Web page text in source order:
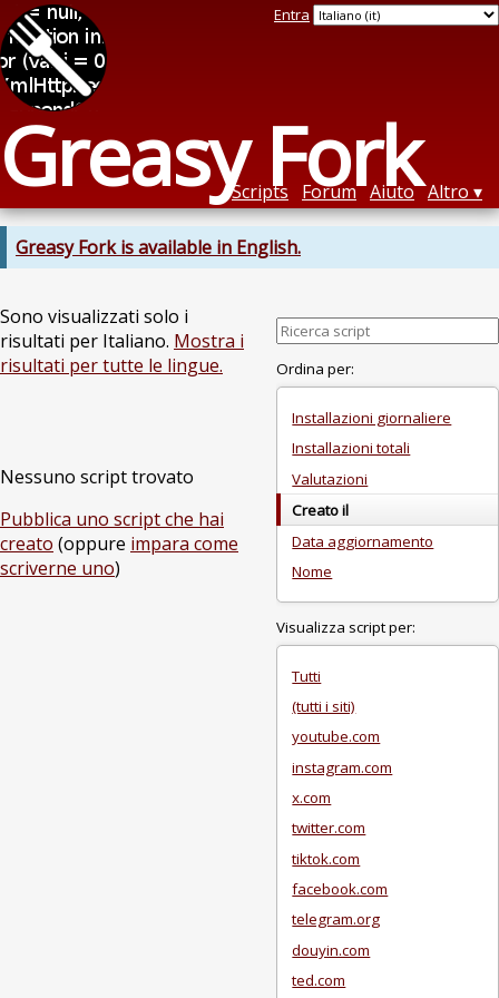
Greasy Fork
Entra
Scripts Forum Aiuto Altro
Greasy Fork is available in English.
Sono visualizzati solo i
risultati per Italiano. Mostra i
risultati per tutte le lingue.
Nessuno script trovato
Pubblica uno script che hai
creato (oppure impara come
scriverne uno)
Ordina per:
Installazioni giornaliere
Installazioni totali
Valutazioni
Creato il
Data aggiornamento
Nome
Visualizza script per:
Tutti
(tutti i siti)
youtube.com
instagram.com
x.com
twitter.com
tiktok.com
facebook.com
telegram.org
douyin.com
ted.com